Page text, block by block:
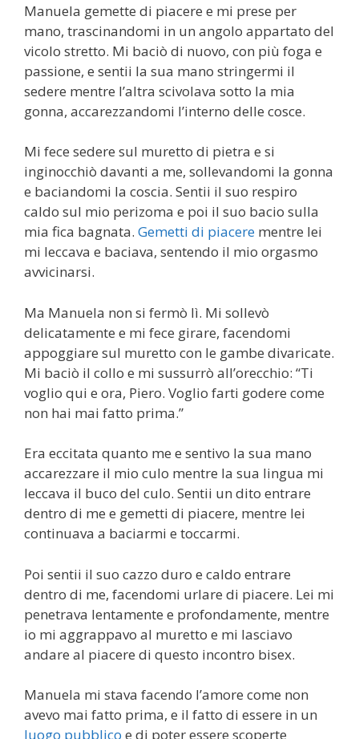
Manuela gemette di piacere e mi prese per
mano, trascinandomi in un angolo appartato del
vicolo stretto. Mi baciò di nuovo, con più foga e
passione, e sentii la sua mano stringermi il
sedere mentre l’altra scivolava sotto la mia
gonna, accarezzandomi l’interno delle cosce.
Mi fece sedere sul muretto di pietra e si
inginocchiò davanti a me, sollevandomi la gonna
e baciandomi la coscia. Sentii il suo respiro
caldo sul mio perizoma e poi il suo bacio sulla
mia fica bagnata. Gemetti di piacere mentre lei
mi leccava e baciava, sentendo il mio orgasmo
avvicinarsi.
Ma Manuela non si fermò lì. Mi sollevò
delicatamente e mi fece girare, facendomi
appoggiare sul muretto con le gambe divaricate.
Mi baciò il collo e mi sussurrò all’orecchio: “Ti
voglio qui e ora, Piero. Voglio farti godere come
non hai mai fatto prima.”
Era eccitata quanto me e sentivo la sua mano
accarezzare il mio culo mentre la sua lingua mi
leccava il buco del culo. Sentii un dito entrare
dentro di me e gemetti di piacere, mentre lei
continuava a baciarmi e toccarmi.
Poi sentii il suo cazzo duro e caldo entrare
dentro di me, facendomi urlare di piacere. Lei mi
penetrava lentamente e profondamente, mentre
io mi aggrappavo al muretto e mi lasciavo
andare al piacere di questo incontro bisex.
Manuela mi stava facendo l’amore come non
avevo mai fatto prima, e il fatto di essere in un
luogo pubblico e di poter essere scoperte